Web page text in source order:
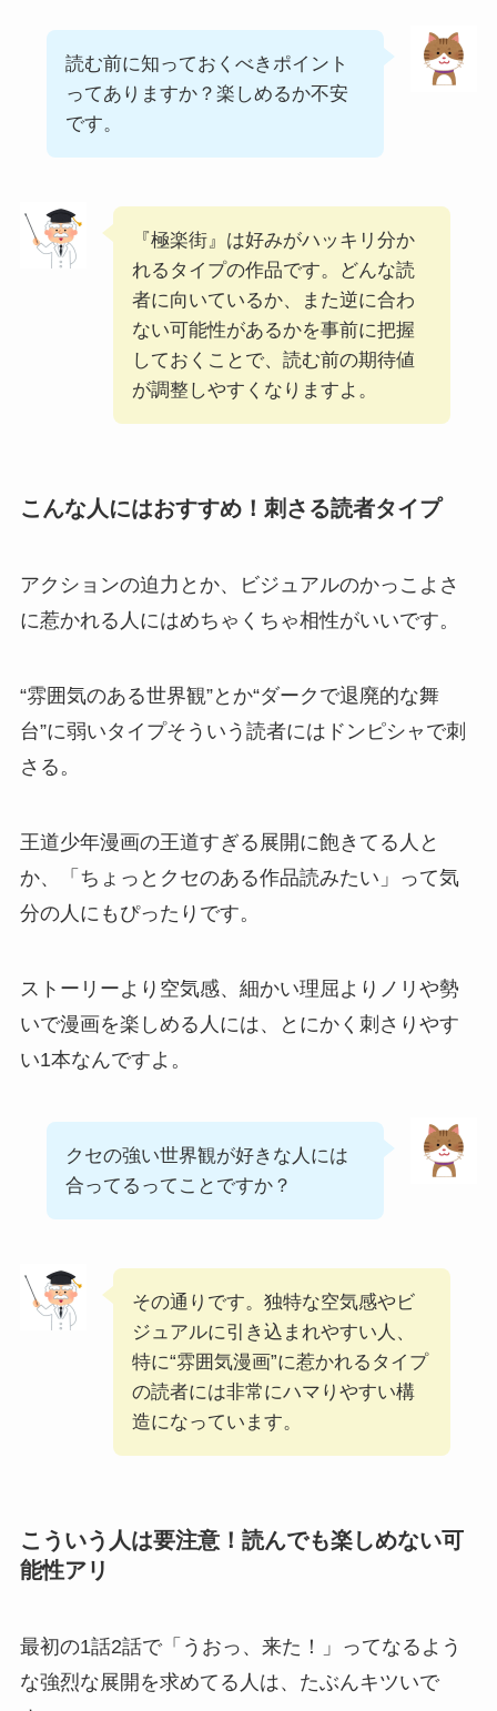
読む前に知っておくべきポイント
ってありますか？楽しめるか不安
です。
『極楽街』は好みがハッキリ分か
れるタイプの作品です。どんな読
者に向いているか、また逆に合わ
ない可能性があるかを事前に把握
しておくことで、読む前の期待値
が調整しやすくなりますよ。
こんな人にはおすすめ！刺さる読者タイプ
アクションの迫力とか、ビジュアルのかっこよさ
に惹かれる人にはめちゃくちゃ相性がいいです。
“雰囲気のある世界観”とか“ダークで退廃的な舞
台”に弱いタイプそういう読者にはドンピシャで刺
さる。
王道少年漫画の王道すぎる展開に飽きてる人と
か、「ちょっとクセのある作品読みたい」って気
分の人にもぴったりです。
ストーリーより空気感、細かい理屈よりノリや勢
いで漫画を楽しめる人には、とにかく刺さりやす
い1本なんですよ。
クセの強い世界観が好きな人には
合ってるってことですか？
その通りです。独特な空気感やビ
ジュアルに引き込まれやすい人、
特に“雰囲気漫画”に惹かれるタイプ
の読者には非常にハマりやすい構
造になっています。
こういう人は要注意！読んでも楽しめない可
能性アリ
最初の1話2話で「うおっ、来た！」ってなるよう
な強烈な展開を求めてる人は、たぶんキツいで